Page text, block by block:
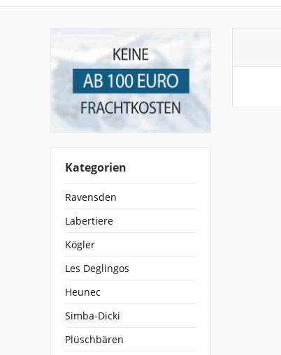
Kategorien
Ravensden
Labertiere
Kögler
Les Deglingos
Heunec
Simba-Dicki
Plüschbären